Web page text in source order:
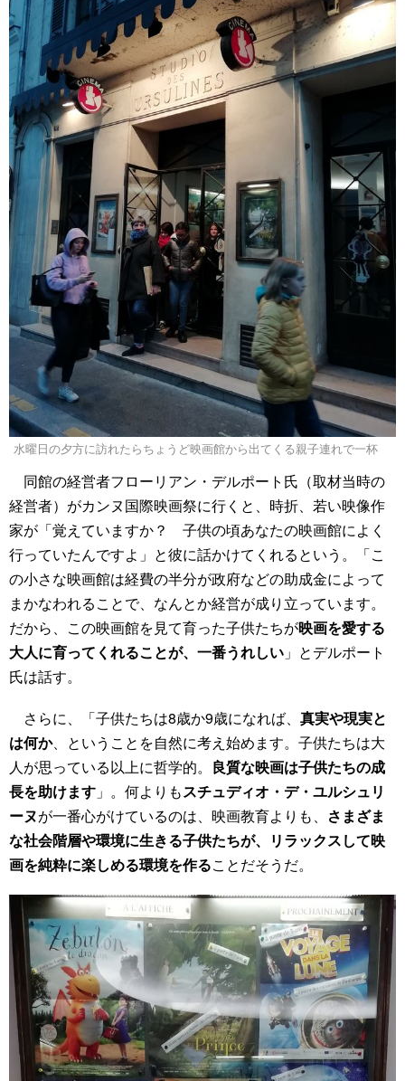
水曜日の夕方に訪れたらちょうど映画館から出てくる親子連れで一杯
同館の経営者フローリアン・デルポート氏（取材当時の
経営者）がカンヌ国際映画祭に行くと、時折、若い映像作
家が「覚えていますか？ 子供の頃あなたの映画館によく
行っていたんですよ」と彼に話かけてくれるという。「こ
の小さな映画館は経費の半分が政府などの助成金によって
まかなわれることで、なんとか経営が成り立っています。
だから、この映画館を見て育った子供たちが映画を愛する
大人に育ってくれることが、一番うれしい 」とデルポート
氏は話す。
さらに、「子供たちは8歳か9歳になれば、 真実や現実と
は何か、ということを自然に考え始めます。子供たちは大
人が思っている以上に哲学的。 良質な映画は子供たちの成
長を助けます 」。何よりもスチュディオ・デ・ユルシュリ
ーヌが一番心がけているのは、映画教育よりも、 さまざま
な社会階層や環境に生きる子供たちが、リラックスして映
画を純粋に楽しめる環境を作ることだそうだ。